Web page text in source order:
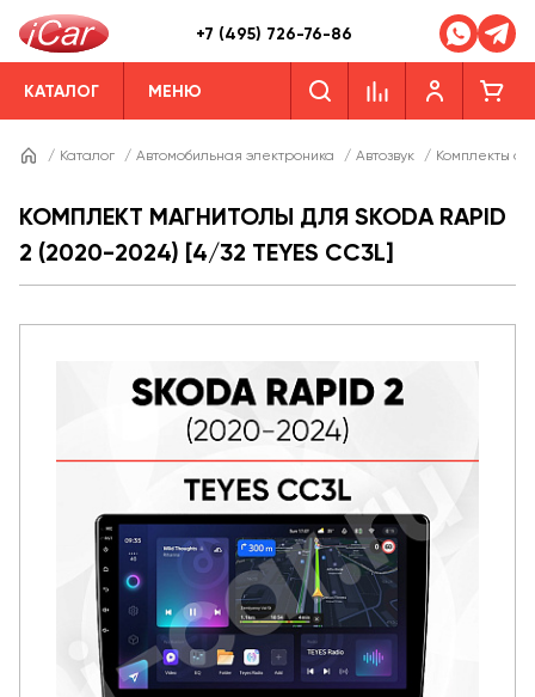
+7 (495) 726-76-86
КАТАЛОГ МЕНЮ
/ Каталог / Автомобильная электроника / Автозвук / Комплекты
КОМПЛЕКТ МАГНИТОЛЫ ДЛЯ SKODA RAPID
2 (2020-2024) [4/32 TEYES CC3L]